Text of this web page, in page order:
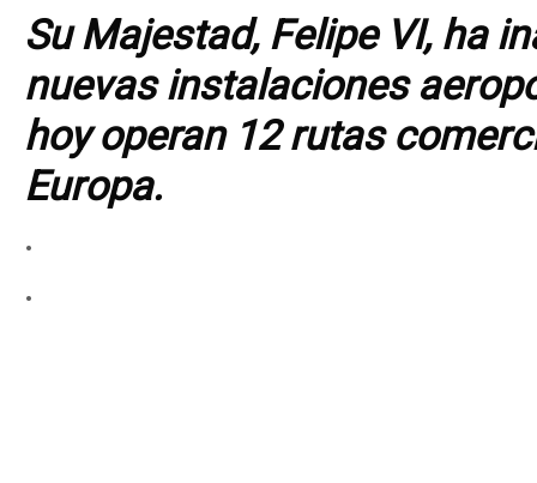
Su Majestad, Felipe VI, ha
nuevas instalaciones
hoy operan 12 rutas
Europa.
.
.